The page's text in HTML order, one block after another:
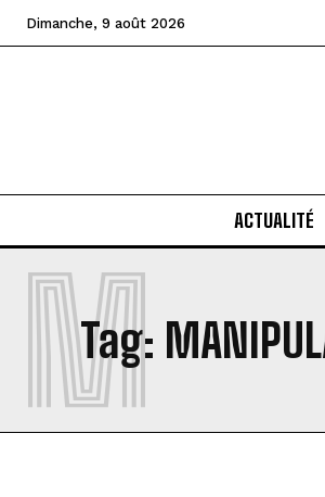
Dimanche, 9 août 2026
ACTUALITÉ
Tag:
M